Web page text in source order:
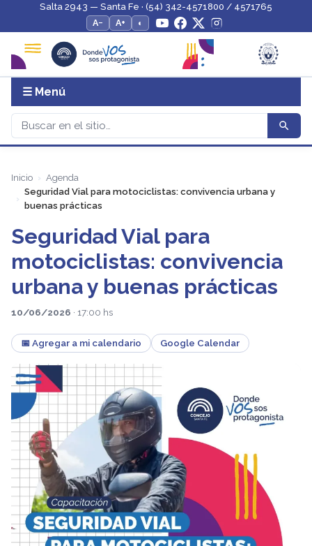
Salta 2943 — Santa Fe · (54) 342-4571800 / 4571765
A−
A+ ◐
☰ Menú
Inicio
Agenda
Seguridad Vial para motociclistas: convivencia urbana y
buenas prácticas
Seguridad Vial para
motociclistas: convivencia
urbana y buenas prácticas
10/06/2026 · 17:00 hs
📅 Agregar a mi calendario Google Calendar